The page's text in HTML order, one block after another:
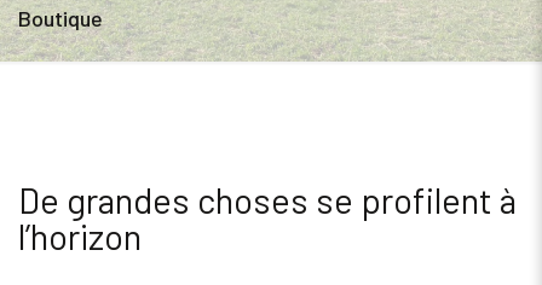
Boutique
De grandes choses se profilent à
l’horizon